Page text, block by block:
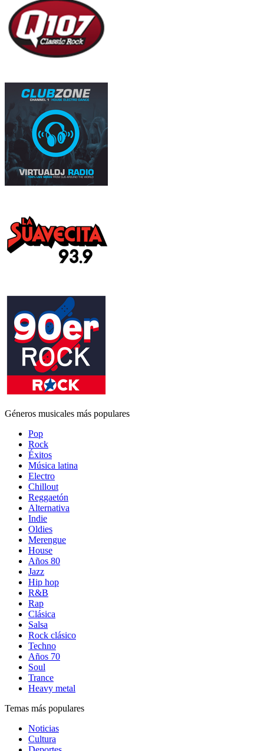
Géneros musicales más populares
Pop
Rock
Éxitos
Música latina
Electro
Chillout
Reggaetón
Alternativa
Indie
Oldies
Merengue
House
Años 80
Jazz
Hip hop
R&B
Rap
Clásica
Salsa
Rock clásico
Techno
Años 70
Soul
Trance
Heavy metal
Temas más populares
Noticias
Cultura